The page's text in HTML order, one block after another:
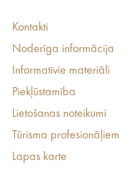
Kontakti
Noderīga informācija
Informatīvie materiāli
Piekļūstamība
Lietošanas noteikumi
Tūrisma profesionāļiem
Lapas karte